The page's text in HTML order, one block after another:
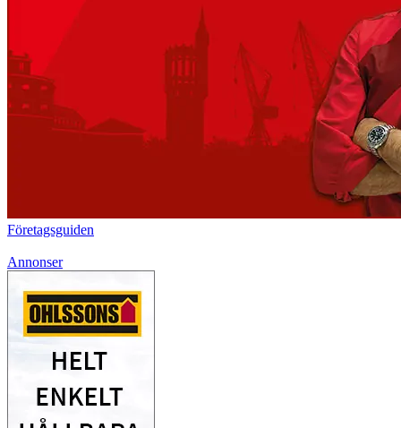
Företagsguiden
Annonser